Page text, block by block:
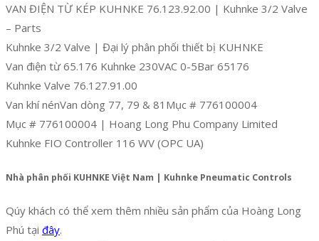
VAN ĐIỆN TỪ KÉP KUHNKE 76.123.92.00 | Kuhnke 3/2 Valve
– Parts
Kuhnke 3/2 Valve | Đại lý phân phối thiết bị KUHNKE
Van điện từ 65.176 Kuhnke 230VAC 0-5Bar 65176
Kuhnke Valve 76.127.91.00
Van khí nénVan dòng 77, 79 & 81Mục # 776100004
Mục # 776100004 | Hoang Long Phu Company Limited
Kuhnke FIO Controller 116 WV (OPC UA)
Nhà phân phối KUHNKE Việt Nam | Kuhnke Pneumatic Controls
Qúy khách có thể xem thêm nhiều sản phẩm của Hoàng Long
Phú tại đây.